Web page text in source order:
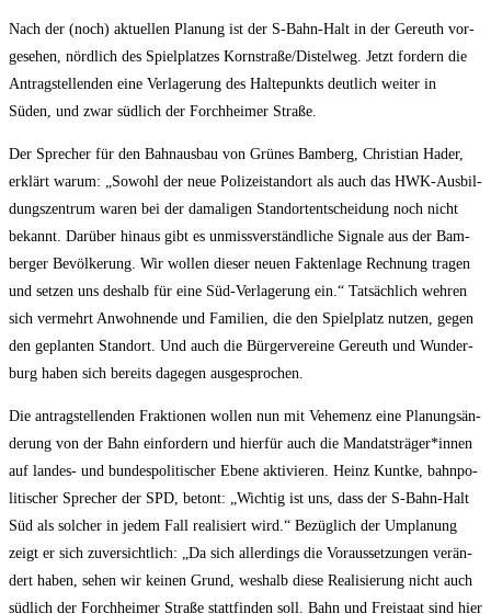
Nach der (noch) aktu­el­len Pla­nung ist der S‑Bahn-Halt in der Gereuth vor­
ge­se­hen, nörd­lich des Spiel­plat­zes Kornstraße/​Distelweg. Jetzt for­dern die
Antrag­stel­len­den eine Ver­la­ge­rung des Hal­te­punkts deut­lich wei­ter in
Süden, und zwar süd­lich der Forch­hei­mer Straße.
Der Spre­cher für den Bahn­aus­bau von Grü­nes Bam­berg, Chris­ti­an Hader,
erklärt war­um: „Sowohl der neue Poli­zei­stand­ort als auch das HWK-Aus­bil­
dungs­zen­trum waren bei der dama­li­gen Stand­ort­ent­schei­dung noch nicht
bekannt. Dar­über hin­aus gibt es unmiss­ver­ständ­li­che Signa­le aus der Bam­
ber­ger Bevöl­ke­rung. Wir wol­len die­ser neu­en Fak­ten­la­ge Rech­nung tra­gen
und set­zen uns des­halb für eine Süd-Ver­la­ge­rung ein.“ Tat­säch­lich weh­ren
sich ver­mehrt Anwoh­nen­de und Fami­li­en, die den Spiel­platz nut­zen, gegen
den geplan­ten Stand­ort. Und auch die Bür­ger­ver­ei­ne Gereuth und Wun­der­
burg haben sich bereits dage­gen ausgesprochen.
Die antrag­stel­len­den Frak­tio­nen wol­len nun mit Vehe­menz eine Pla­nungs­än­
de­rung von der Bahn ein­for­dern und hier­für auch die Mandatsträger*innen
auf lan­des- und bun­des­po­li­ti­scher Ebe­ne akti­vie­ren. Heinz Kunt­ke, bahn­po­
li­ti­scher Spre­cher der SPD, betont: „Wich­tig ist uns, dass der S‑Bahn-Halt
Süd als sol­cher in jedem Fall rea­li­siert wird.“ Bezüg­lich der Umpla­nung
zeigt er sich zuver­sicht­lich: „Da sich aller­dings die Vor­aus­set­zun­gen ver­än­
dert haben, sehen wir kei­nen Grund, wes­halb die­se Rea­li­sie­rung nicht auch
süd­lich der Forch­hei­mer Stra­ße statt­fin­den soll. Bahn und Frei­staat sind hier